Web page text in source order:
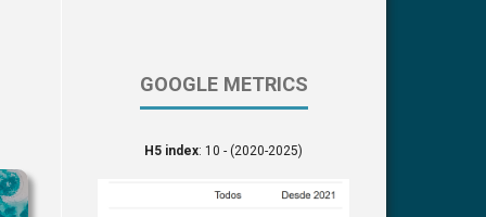
GOOGLE METRICS
H5 index: 10 - (2020-2025)